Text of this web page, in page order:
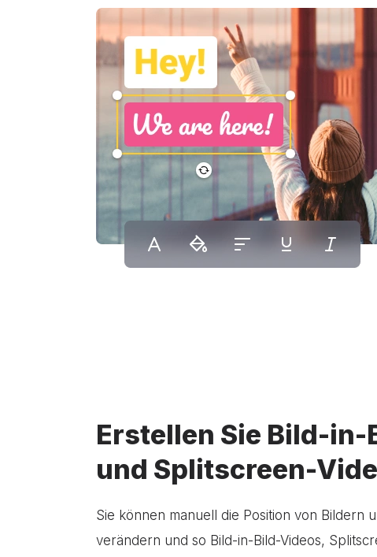
Erstellen Sie Bild-in-
und Splitscreen-
Sie können manuell die Position von Bildern
verändern und so Bild-in-Bild-Videos,